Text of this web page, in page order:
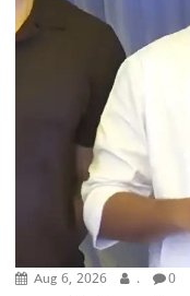
Aug 6, 2026 . 0